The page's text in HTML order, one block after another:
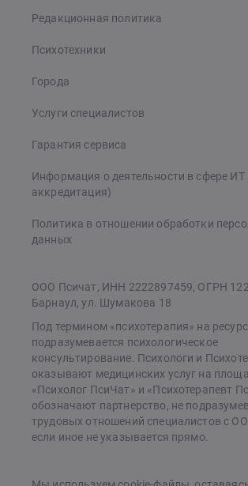
Редакционная политика
Психотехники
Города
Услуги специалистов
Гарантия сервиса
Информация о деятельности в сфере ИТ
аккредитация)
Политика в отношении обработки
данных
ООО Псичат, ИНН 2222897459, ОГРН
Барнаул, ул. Шумакова 18
Под термином «психотерапия» на
подразумевается психологическое
консультирование. Психологи и
оказывают медицинских услуг на
«Психолог ПсиЧат» и «Психотерапевт
обозначают партнерство, не
трудовых отношений специалистов с
если иное не указывается прямо.